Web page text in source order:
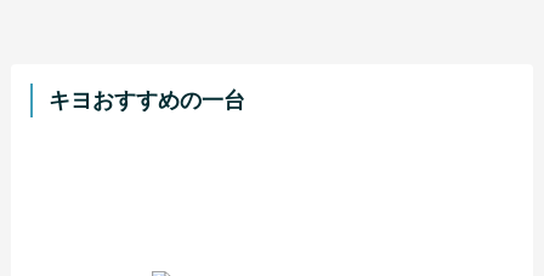
キヨおすすめの一台